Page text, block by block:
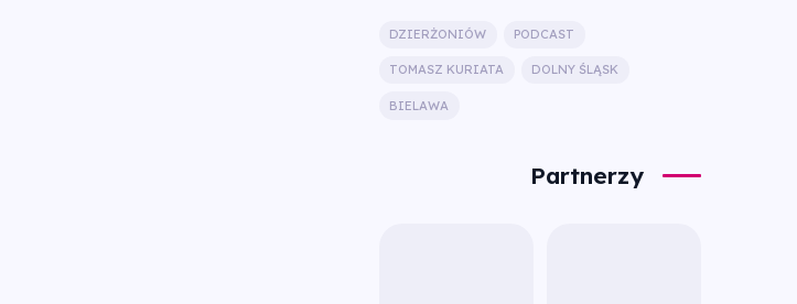
DZIERŻONIÓW PODCAST
TOMASZ KURIATA DOLNY ŚLĄSK
BIELAWA
Partnerzy